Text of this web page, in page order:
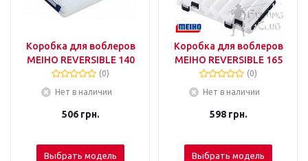
Коробка для воблеров
MEIHO REVERSIBLE 140
(0)
Нет в наличии
506грн.
Выбрать модель
Коробка для воблеров
MEIHO REVERSIBLE 165
(0)
Нет в наличии
598грн.
Выбрать модель